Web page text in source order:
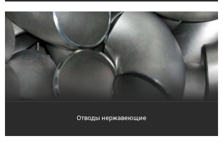
Отводы нержавеющие